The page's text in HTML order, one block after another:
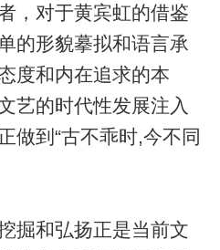
，对于黄宾虹的借鉴
的形貌摹拟和语言承
度和内在追求的本
艺的时代性发展注入
做到“古不乖时,今不同
和弘扬正是当前文